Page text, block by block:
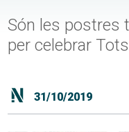
Són les postres
per celebrar
31/10/2019